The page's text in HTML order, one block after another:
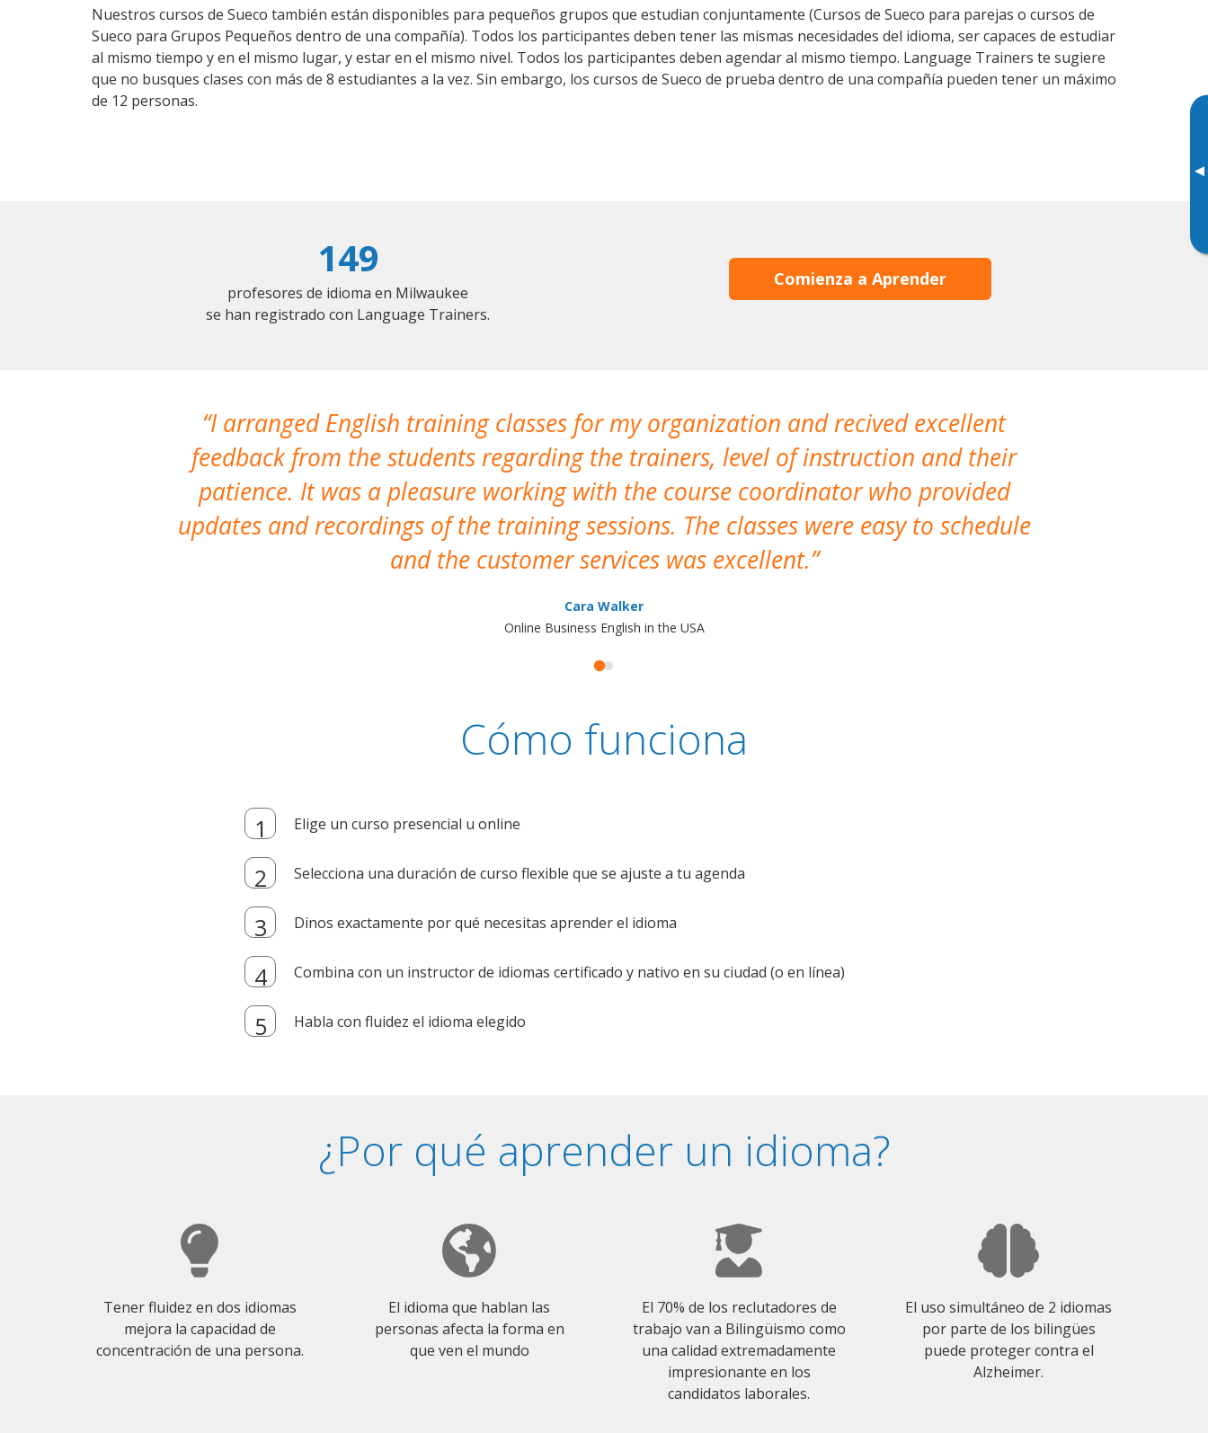
▸
Nuestros cursos de Sueco también están disponibles para pequeños grupos que estudian conjuntamente (Cursos de Sueco para parejas o cursos de
Sueco para Grupos Pequeños dentro de una compañía). Todos los participantes deben tener las mismas necesidades del idioma, ser capaces de estudiar
al mismo tiempo y en el mismo lugar, y estar en el mismo nivel. Todos los participantes deben agendar al mismo tiempo. Language Trainers te sugiere
que no busques clases con más de 8 estudiantes a la vez. Sin embargo, los cursos de Sueco de prueba dentro de una compañía pueden tener un máximo
de 12 personas.
149
profesores de idioma en Milwaukee
se han registrado con Language Trainers.
Comienza a Aprender
I arranged English training classes for my organization and recived excellent
feedback from the students regarding the trainers, level of instruction and their
patience. It was a pleasure working with the course coordinator who provided
updates and recordings of the training sessions. The classes were easy to schedule
and the customer services was excellent.
Cara Walker
Online Business English in the USA
Cómo funciona
Elige un curso presencial u online
Selecciona una duración de curso flexible que se ajuste a tu agenda
Dinos exactamente por qué necesitas aprender el idioma
Combina con un instructor de idiomas certificado y nativo en su ciudad (o en línea)
Habla con fluidez el idioma elegido
¿Por qué aprender un idioma?
Tener fluidez en dos idiomas
mejora la capacidad de
concentración de una persona.
El idioma que hablan las
personas afecta la forma en
que ven el mundo
El 70% de los reclutadores de
trabajo van a Bilingüismo como
una calidad extremadamente
impresionante en los
candidatos laborales.
El uso simultáneo de 2 idiomas
por parte de los bilingües
puede proteger contra el
Alzheimer.